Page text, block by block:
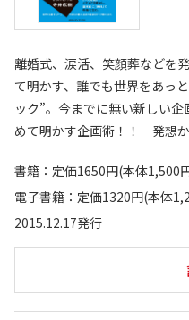
離婚式、涙活、笑顔葬などを
て明かす、誰でも世界をあっ
ック”。今までに無い新しい
めて明かす企画術！！ 発想
書籍：定価1650円(本体1,500
電子書籍：定価1320円(本体
2015.12.17発行